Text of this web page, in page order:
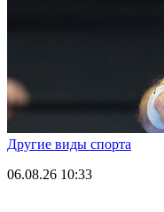
Другие виды спорта
06.08.26 10:33